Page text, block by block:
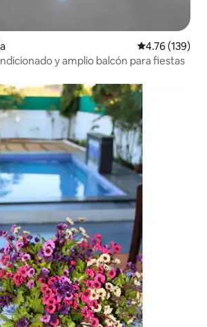
Calificación
4.76 (139)
y amplio balcón para fiestas